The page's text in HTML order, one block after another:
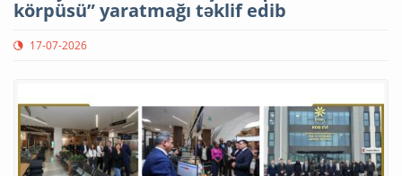
körpüsü” yaratmağı təklif edib
17-07-2026